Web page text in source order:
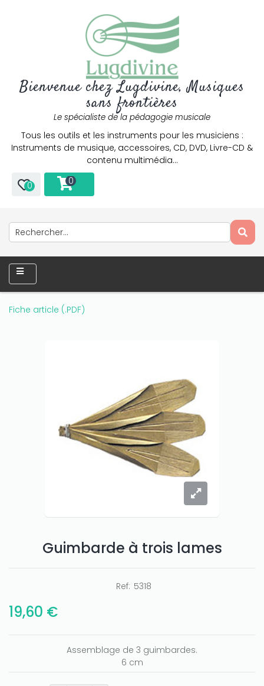
Bienvenue chez Lugdivine, Musiques
sans frontières
Le spécialiste de la pédagogie musicale
Tous les outils et les instruments pour les musiciens :
Instruments de musique, accessoires, CD, DVD, Livre-CD &
contenu multimédia…
0 0
Fiche article (.PDF)
Guimbarde à trois lames
Ref: 5318
19,60 €
Assemblage de 3 guimbardes.
6 cm